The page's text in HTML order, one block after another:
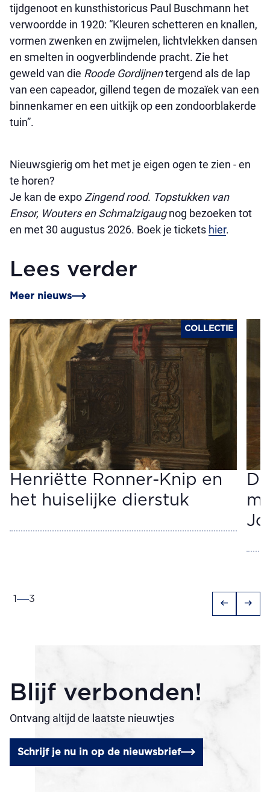
tijdgenoot en kunsthistoricus Paul Buschmann het
verwoordde in 1920: “Kleuren schetteren en knallen,
vormen zwenken en zwijmelen, lichtvlekken dansen
en smelten in oogverblindende pracht. Zie het
geweld van die Roode Gordijnentergend als de lap
van een capeador, gillend tegen de mozaïek van een
binnenkamer en een uitkijk op een zondoorblakerde
tuin”.
Nieuwsgierig om het met je eigen ogen te zien - en
te horen?
Je kan de expo Zingend rood. Topstukken van
Ensor, Wouters en Schmalzigaugnog bezoeken tot
en met 30 augustus 2026. Boek je tickets hier.
Lees verder
Meer nieuws
COLLECTIE
Henriëtte Ronner-Knip en
het huiselijke dierstuk
1 3 arrow_left_alt arrow_right_alt
Blijf verbonden!
Ontvang altijd de laatste nieuwtjes
Schrijf je nu in op de nieuwsbrief